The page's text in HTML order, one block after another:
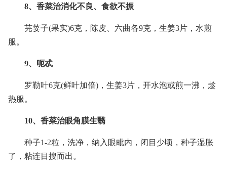
8、香菜治消化不良、食欲不振
芫荽子(果实)6克，陈皮、六曲各9克，生姜3片，水煎
服。
9、呃忒
罗勒叶6克(鲜叶加倍)，生姜3片，开水泡或煎一沸，趁
热服。
10、香菜治眼角膜生翳
种子1-2粒，洗净，纳入眼毗内，闭目少顷，种子湿胀
了，粘连目搜而出。